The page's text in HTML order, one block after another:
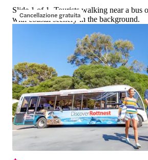
Cancellazione gratuita
Slide 1 of 1, Tourists walking near a bus
with coastal scenery in the background.